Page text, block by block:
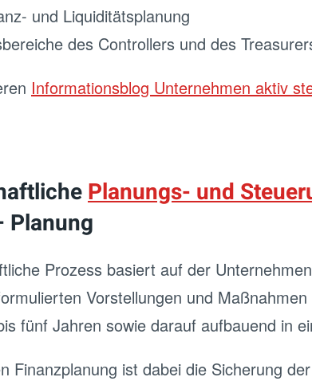
und Liquiditätsplanung
des Controllers und des
Informationsblog Unternehmen aktiv
Planungs- und
Planung
Prozess basiert auf der
Vorstellungen und
fünf Jahren sowie darauf aufbauend in
Finanzplanung ist dabei die Sicherung